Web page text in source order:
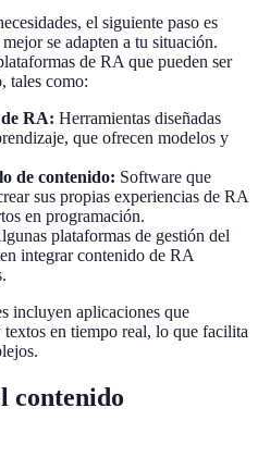
el siguiente paso es
se adapten a tu situación.
de RA que pueden ser
tales como:
RA: Herramientas diseñadas
que ofrecen modelos y
de contenido: Software que
sus propias experiencias de RA
en programación.
plataformas de gestión del
integrar contenido de RA
incluyen aplicaciones que
en tiempo real, lo que facilita
contenido